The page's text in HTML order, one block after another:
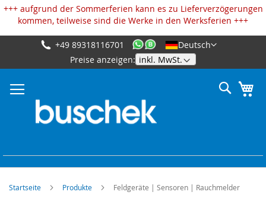
+++ aufgrund der Sommerferien kann es zu Lieferverzögerungen
kommen, teilweise sind die Werke in den Werksferien +++
Zum
Inhalt
Deutsch
Preise anzeigen:
+49 89318116701
Suche
Startseite Produkte Feldgeräte | Sensoren | Rauchmelder
Cookie-Einstellungen